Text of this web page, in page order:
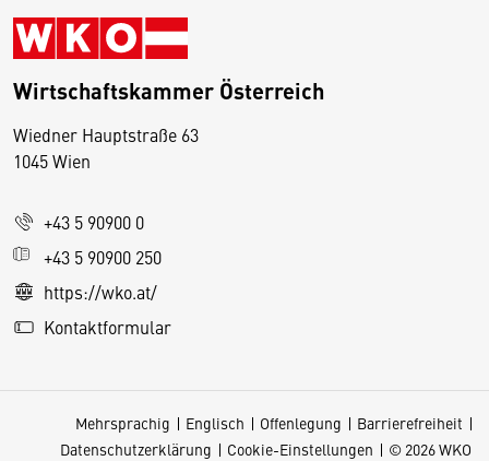
Wirtschaftskammer Österreich
Wiedner Hauptstraße 63
1045 Wien
+43 5 90900 0
+43 5 90900 250
https://wko.at/
Kontaktformular
Mehrsprachig Englisch Offenlegung
Barrierefreiheit
Datenschutzerklärung
Cookie-Einstellungen © 2026 WKO
D
s
e
S
e